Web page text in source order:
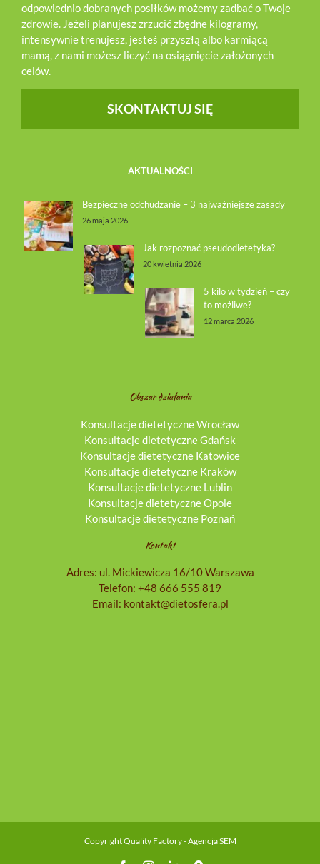
odpowiednio dobranych posiłków możemy zadbać o Twoje
zdrowie. Jeżeli planujesz zrzucić zbędne kilogramy,
intensywnie trenujesz, jesteś przyszłą albo karmiącą
mamą, z nami możesz liczyć na osiągnięcie założonych
celów.
SKONTAKTUJ SIĘ
AKTUALNOŚCI
Bezpieczne odchudzanie – 3 najważniejsze zasady
26 maja 2026
Jak rozpoznać pseudodietetyka?
20 kwietnia 2026
5 kilo w tydzień – czy
to możliwe?
12 marca 2026
Obszar działania
Konsultacje dietetyczne Wrocław
Konsultacje dietetyczne Gdańsk
Konsultacje dietetyczne Katowice
Konsultacje dietetyczne Kraków
Konsultacje dietetyczne Lublin
Konsultacje dietetyczne Opole
Konsultacje dietetyczne Poznań
Kontakt
Adres: ul. Mickiewicza 16/10 Warszawa
Telefon: +48 666 555 819
Email: kontakt@dietosfera.pl
CopyrightQuality Factory - Agencja SEM